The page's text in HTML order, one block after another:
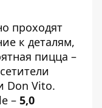
проходят
к деталям,
пицца –
Don Vito.
– 5,0